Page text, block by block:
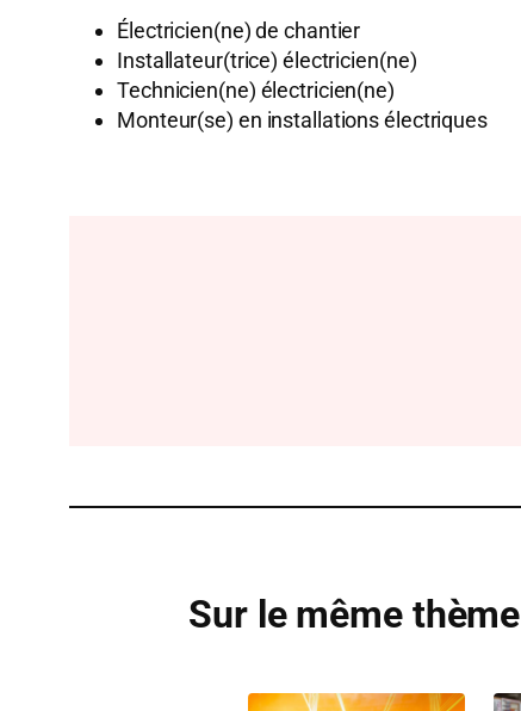
Électricien(ne) de chantier
Installateur(trice) électricien(ne)
Technicien(ne) électricien(ne)
Monteur(se) en installations électriques
Sur le même thème